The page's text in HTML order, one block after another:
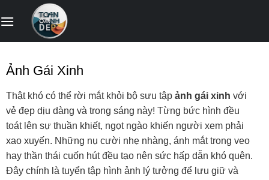
qua
Ảnh Gái Xinh
Thật khó có thể rời mắt khỏi bộ sưu tập ảnh gái xinh với
vẻ đẹp dịu dàng và trong sáng này! Từng bức hình đều
toát lên sự thuần khiết, ngọt ngào khiến người xem phải
xao xuyến. Những nụ cười nhẹ nhàng, ánh mắt trong veo
hay thần thái cuốn hút đều tạo nên sức hấp dẫn khó quên.
Đây chính là tuyển tập hình ảnh lý tưởng để lưu giữ và